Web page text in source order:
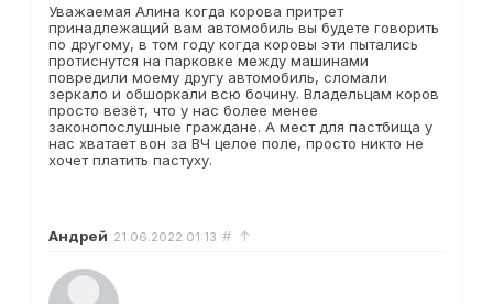
Уважаемая Алина когда корова притрет
принадлежащий вам автомобиль вы будете говорить
по другому, в том году когда коровы эти пытались
протиснутся на парковке между машинами
повредили моему другу автомобиль, сломали
зеркало и обшоркали всю бочину. Владельцам коров
просто везёт, что у нас более менее
законопослушные граждане. А мест для пастбища у
нас хватает вон за ВЧ целое поле, просто никто не
хочет платить пастуху.
Андрей 21.06.2022 01:13 # ↑